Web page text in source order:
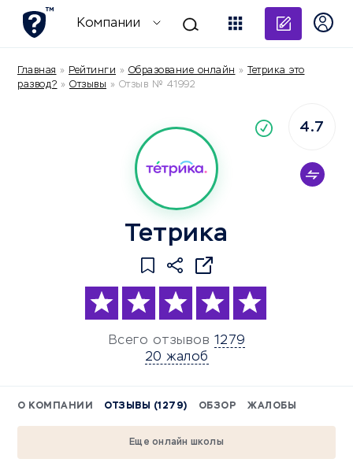
Компании
Главная » Рейтинги » Образование онлайн »
Тетрика это
развод? » Отзывы » Отзыв № 41992
Тетрика
Всего отзывов 1279
20 жалоб
4.7
О КОМПАНИИ ОТЗЫВЫ (1279) ОБЗОР ЖАЛОБЫ
Еще онлайн школы